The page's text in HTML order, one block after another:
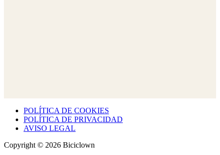
POLÍTICA DE COOKIES
POLÍTICA DE PRIVACIDAD
AVISO LEGAL
Copyright © 2026 Biciclown